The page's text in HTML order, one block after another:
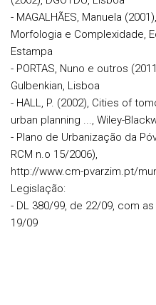
- MAGALHÃES, Manuela
Morfologia e Complexidade,
Estampa
- PORTAS, Nuno e outros
Gulbenkian, Lisboa
- HALL, P. (2002), Cities of
urban planning ..., Wiley-
- Plano de Urbanização da
RCM n.o 15/2006),
http://www.cm-pvarzim.pt/
Legislação:
- DL 380/99, de 22/09, com
19/09